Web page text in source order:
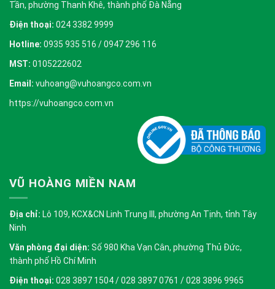
Tần, phường Thanh Khê, thành phố Đà Nẵng
Điện thoại: 024 3382 9999
Hotline: 0935 935 516 / 0947 296 116
MST: 0105222602
Email: vuhoang@vuhoangco.com.vn
https://vuhoangco.com.vn
VŨ HOÀNG MIỀN NAM
Địa chỉ: Lô 109, KCX&CN Linh Trung III, phường An Tịnh, tỉnh Tây
Ninh
Văn phòng đại diện: Số 980 Kha Vạn Cân, phường Thủ Đức,
thành phố Hồ Chí Minh
Điện thoại: 028 3897 1504 / 028 3897 0761 / 028 3896 9965